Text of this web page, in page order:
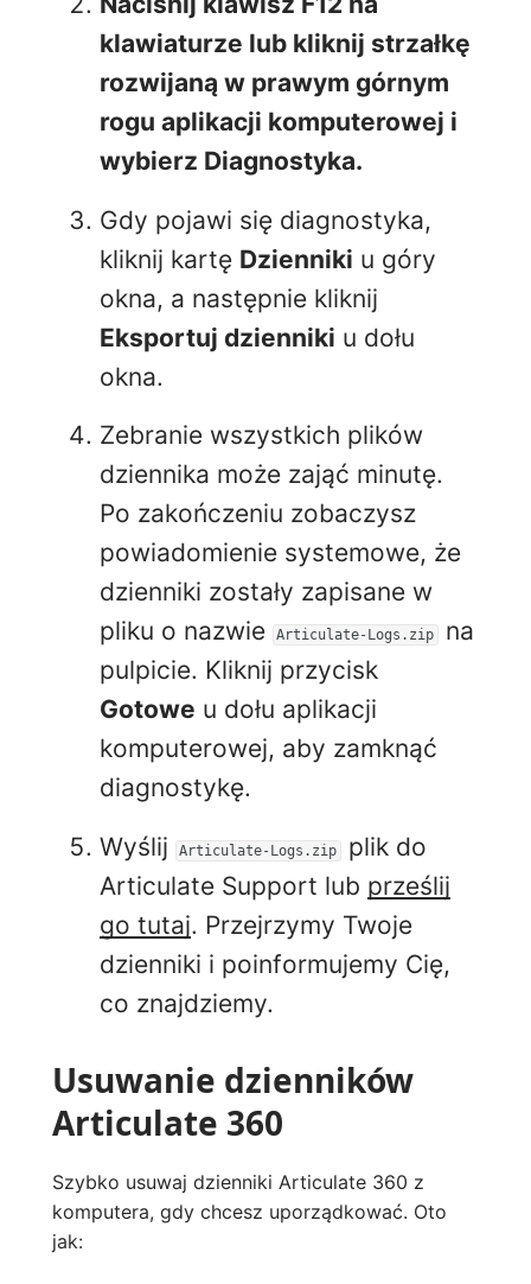
klawiaturze lub kliknij strzałkę
rozwijaną w prawym górnym
rogu aplikacji komputerowej i
wybierz Diagnostyka.
Gdy pojawi się diagnostyka,
kliknij kartę Dzienniki u góry
okna, a następnie kliknij
Eksportuj dzienniki u dołu
okna.
Zebranie wszystkich plików
dziennika może zająć minutę.
Po zakończeniu zobaczysz
powiadomienie systemowe, że
dzienniki zostały zapisane w
pliku o nazwie
Articulate-Logs.zip na
pulpicie. Kliknij przycisk
Gotowe u dołu aplikacji
komputerowej, aby zamknąć
diagnostykę.
Wyślij
Articulate-Logs.zip plik do
Articulate Support lub prześlij
go tutaj. Przejrzymy Twoje
dzienniki i poinformujemy Cię,
co znajdziemy.
Usuwanie dzienników
Articulate 360
Szybko usuwaj dzienniki Articulate 360 z
komputera, gdy chcesz uporządkować. Oto
jak: